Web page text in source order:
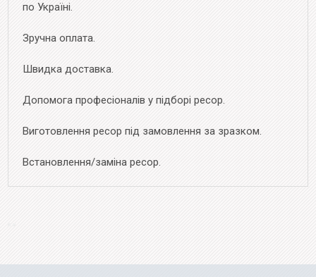
по Україні.
Зручна оплата.
Швидка доставка.
Допомога професіоналів у підборі ресор.
Виготовлення ресор під замовлення за зразком.
Встановлення/заміна ресор.